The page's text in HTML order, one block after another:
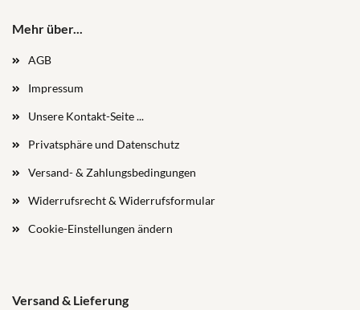
Mehr über...
AGB
Impressum
Unsere Kontakt-Seite ...
Privatsphäre und Datenschutz
Versand- & Zahlungsbedingungen
Widerrufsrecht & Widerrufsformular
Cookie-Einstellungen ändern
Versand & Lieferung